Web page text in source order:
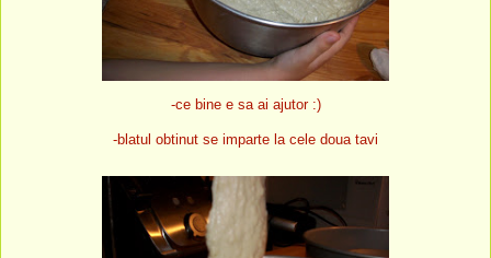
-ce bine e sa ai ajutor :)
-blatul obtinut se imparte la cele doua tavi